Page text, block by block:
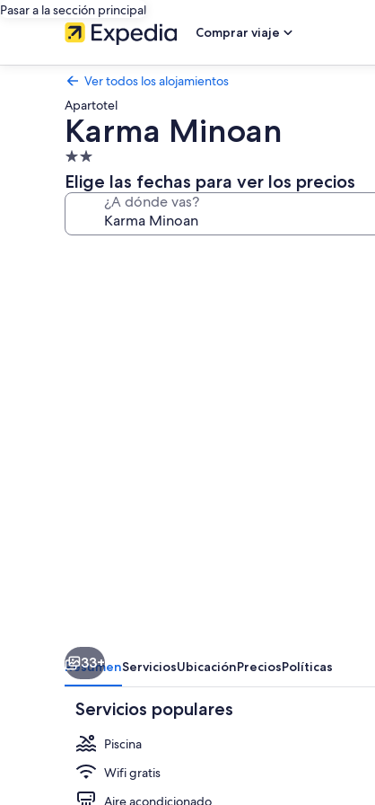
Pasar a la sección principal
Comprar viaje
Ver todos los alojamientos
Apartotel
Karma Minoan
Alojamiento
de
2.0 estrellas
Elige las fechas para ver los precios
¿A dónde vas?
33+
ResumenServiciosUbicaciónPreciosPolíticas
Servicios populares
Piscina
Wifi gratis
Aire acondicionado